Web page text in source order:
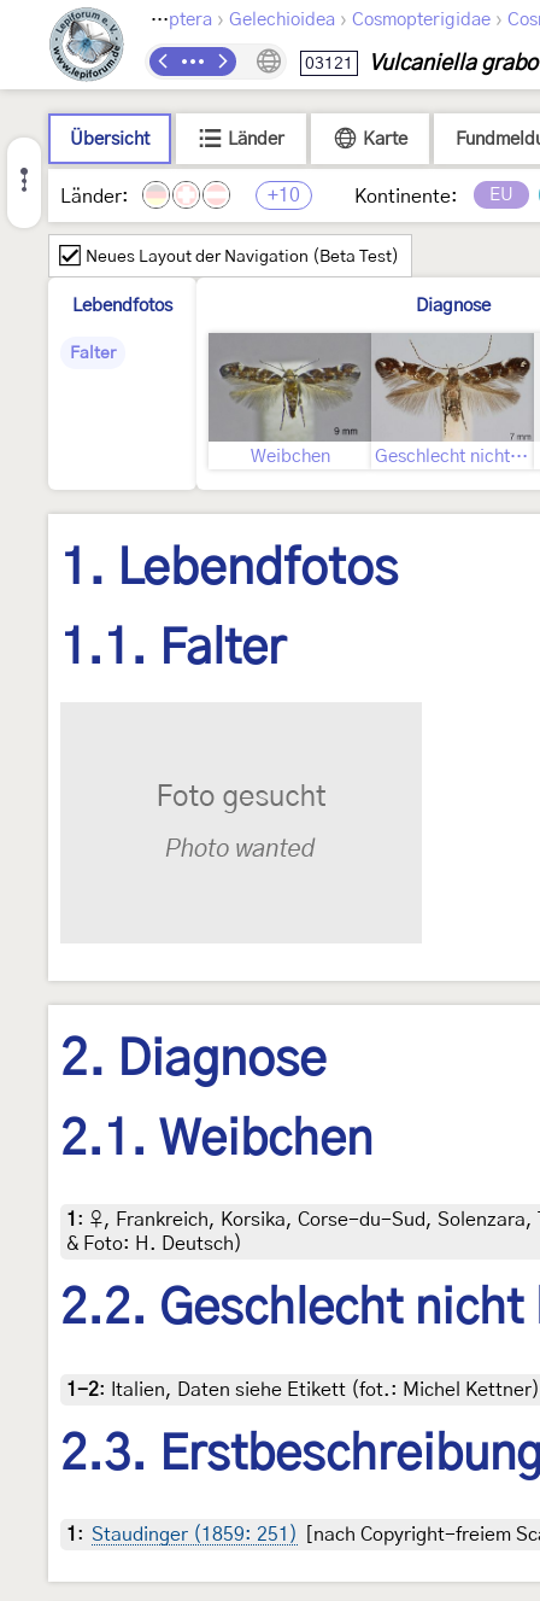
Lepidoptera › Gelechioidea › Cosmopterigidae ›
03121 Vulcaniella
Übersicht Länder Karte
Länder: +10 Kontinente: EU
Neues Layout der Navigation (Beta Test)
Lebendfotos
Falter
Diagnose
Weibchen Geschlecht nicht bestimmt
1. Lebendfotos
1.1. Falter
2. Diagnose
2.1. Weibchen
1 : ♀, Frankreich, Korsika, Corse-du-Sud,
& Foto: H. Deutsch)
2.2. Geschlecht nicht
1-2: Italien, Daten siehe Etikett (fot.: Michel
2.3.
1 : Staudinger (1859: 251) [nach Copyright-freiem